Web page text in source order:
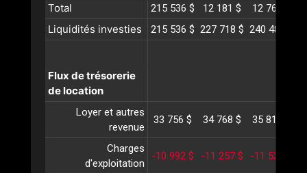
Total 215 536 $ 12 181 $ 12 767 $
Liquidités investies 215 536 $ 227 718 $ 240 485 $
Flux de trésorerie
de location
Loyer et autres
revenue
33 756 $ 34 768 $ 35 811 $
Charges
d'exploitation
-10 992 $ -11 257 $ -11 528 $